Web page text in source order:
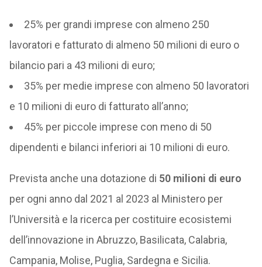
25% per grandi imprese con almeno 250
lavoratori e fatturato di almeno 50 milioni di euro o
bilancio pari a 43 milioni di euro;
35% per medie imprese con almeno 50 lavoratori
e 10 milioni di euro di fatturato all’anno;
45% per piccole imprese con meno di 50
dipendenti e bilanci inferiori ai 10 milioni di euro.
Prevista anche una dotazione di 50 milioni di euro
per ogni anno dal 2021 al 2023 al Ministero per
l’Università e la ricerca per costituire ecosistemi
dell’innovazione in Abruzzo, Basilicata, Calabria,
Campania, Molise, Puglia, Sardegna e Sicilia.